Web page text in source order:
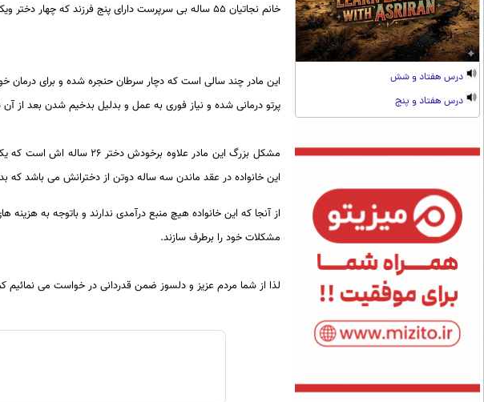
درس هفتاد و شش
درس هفتاد و پنج
خانم نجاتیان ۵۵ ساله بی سرپرست دارای پنج فرزند که چهار دختر ویک پسرومستاجر می باشد.
این مادر چند سالی است که دچار سرطان حنجره شده و برای درمان
پرتو درمانی شده و نیاز فوری به عمل و بدلیل بدخیم شدن بعد از
مشکل بزرگ این مادر علاوه
این خانواده در عقد ماندن سه ساله دوتن از دخترانش می باشد
مشکلات خود را برطرف سازند.
لذا از شما مردم عزیز و دلسوز ضمن قدردانی در خواست می نمائیم